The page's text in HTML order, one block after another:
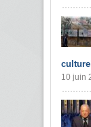
10 juin